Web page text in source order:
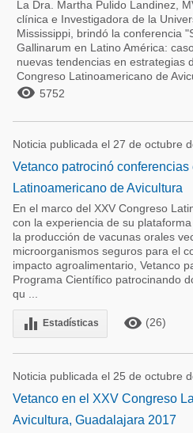
La Dra. Martha Pulido Landinez,
clínica e Investigadora de la
Mississippi, brindó la conferencia
Gallinarum en Latino América:
nuevas tendencias en estrategias
Congreso Latinoamericano de
 5752
Noticia publicada el 27 de octubre
Vetanco patrocinó
Latinoamericano de Avicultura
En el marco del XXV Congreso
con la experiencia de su
la producción de vacunas orales
microorganismos seguros para el
impacto agroalimentario, Vetanco
Programa Científico patrocinando
qu ...
equalizer Estadísticas remove_red_eye (26)
Noticia publicada el 25 de octubre
Vetanco en el XXV Congreso
Avicultura, Guadalajara 2017